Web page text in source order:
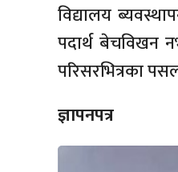
विद्यालय
पदार्थ बेचविखन
परिसरभित्रका
ज्ञापनपत्र